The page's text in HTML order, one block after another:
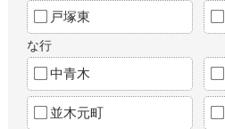
戸塚東
な行
中青木
並木元町